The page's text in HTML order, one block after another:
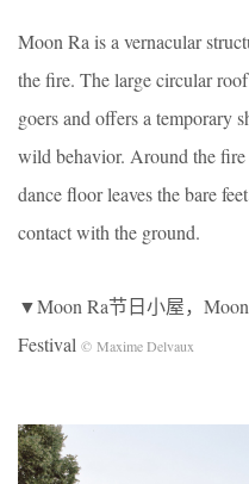
Moon Ra is a vernacular
the fire. The large circular
goers and offers a temporary
wild behavior. Around the fire
dance floor leaves the bare
contact with the ground.
▼Moon Ra节日小屋，
Festival © Maxime Delvaux